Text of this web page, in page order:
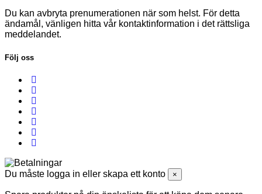
Du kan avbryta prenumerationen när som helst. För detta
ändamål, vänligen hitta vår kontaktinformation i det rättsliga
meddelandet.
Följ oss
Du måste logga in eller skapa ett konto ×